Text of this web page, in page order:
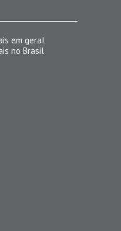
em geral
no Brasil